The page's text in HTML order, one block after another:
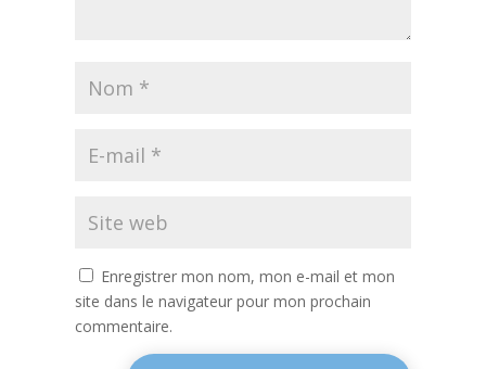
Enregistrer mon nom, mon e-mail et mon
site dans le navigateur pour mon prochain
commentaire.